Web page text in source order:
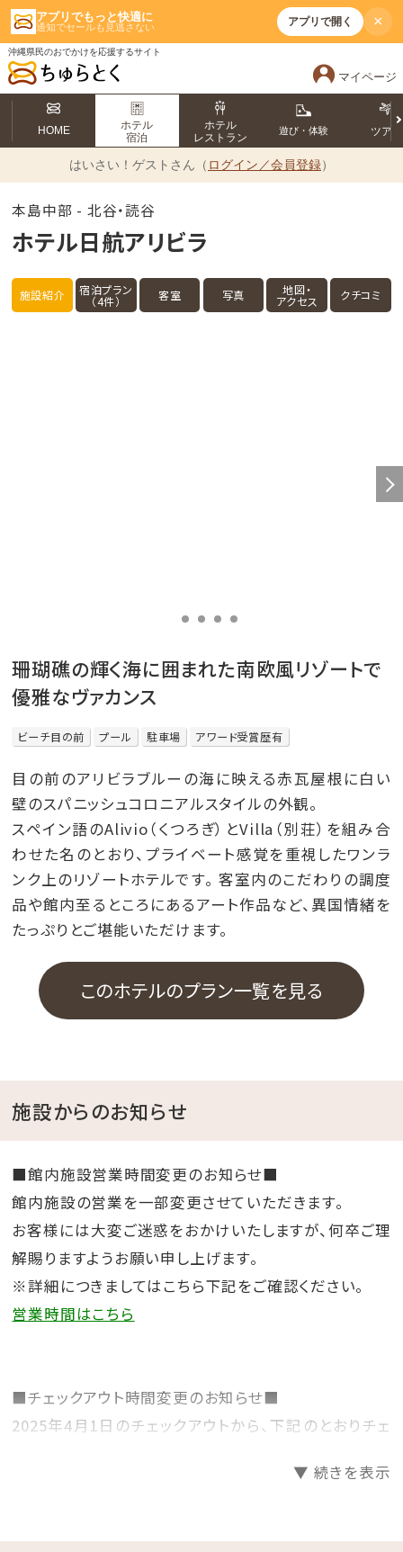
アプリでもっと快適に
通知でセールも見逃さない アプリで開く ×
沖縄県民のおでかけを応援するサイト
マイページ
HOME
ホテル
宿泊
ホテル
レストラン
遊び・体験 ツアー
はいさい！ ゲストさん（ ログイン／会員登録）
本島中部 - 北谷・読谷
ホテル日航アリビラ
施設紹介 宿泊プラン
（4件） 客室 写真 地図・
アクセス クチコミ
珊瑚礁の輝く海に囲まれた南欧風リゾートで
優雅なヴァカンス
ビーチ目の前 プール 駐車場 アワード受賞歴有
目の前のアリビラブルーの海に映える赤瓦屋根に白い
壁のスパニッシュコロニアルスタイルの外観。
スペイン語のAlivio（くつろぎ）とVilla（別荘）を組み合
わせた名のとおり、プライベート感覚を重視したワンラ
ンク上のリゾートホテルです。 客室内のこだわりの調度
品や館内至るところにあるアート作品など、異国情緒を
たっぷりとご堪能いただけます。
このホテルのプラン一覧を見る
施設からのお知らせ
■館内施設営業時間変更のお知らせ■
館内施設の営業を一部変更させていただきます。
お客様には大変ご迷惑をおかけいたしますが、何卒ご理
解賜りますようお願い申し上げます。
※詳細につきましてはこちら下記をご確認ください。
営業時間はこちら
■チェックアウト時間変更のお知らせ■
2025年4月1日のチェックアウトから、下記のとおりチェ
賜りますようお願い申し上げます。
▼ 続きを表示